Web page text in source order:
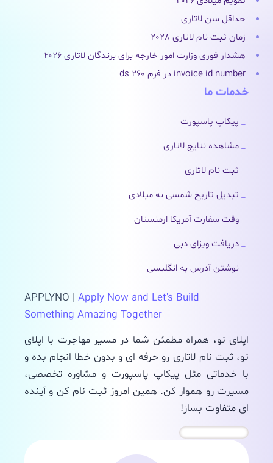
حداقل سن لاتاری
زمان ثبت نام لاتاری 2028
هشدار فوری وزارت امور خارجه برای برندگان لاتاری ۲۰۲۶
invoice id number در فرم ds 260
خدمات ما
پیکاپ پاسپورت
مشاهده نتایج لاتاری
ثبت نام لاتاری
تبدیل تاریخ شمسی به میلادی
وقت سفارت آمریکا ارمنستان
دریافت ویزای دبی
نوشتن آدرس به انگلیسی
APPLYNO | Apply Now and Let's Build
Something Amazing Together
اپلای نو، همراه مطمئن شما در مسیر مهاجرت با اپلای
نو، ثبت نام لاتاری رو حرفه ای و بدون خطا انجام بده و
با خدماتی مثل پیکاپ پاسپورت و مشاوره تخصصی،
مسیرت رو هموار کن. همین امروز ثبت نام کن و آینده
ای متفاوت بساز!